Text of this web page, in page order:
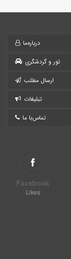
درباره‌ما
تور و گردشگری
ارسال مطلب
تبلیغات
تماس‌با ما
Facebook
Likes